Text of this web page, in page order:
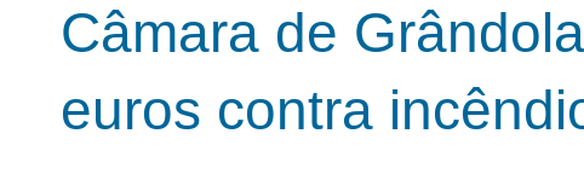
Câmara de
euros contra